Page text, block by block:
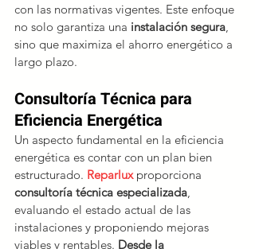
con las normativas vigentes. Este enfoque
no solo garantiza una instalación segura
sino que maximiza el ahorro energético a
largo plazo.
Consultoría Técnica para
Eficiencia Energética
Un aspecto fundamental en la eficiencia
energética es contar con un plan bien
estructurado. Reparlux proporciona
consultoría técnica especializada
evaluando el estado actual de las
instalaciones y proponiendo mejoras
viables y rentables. Desde la